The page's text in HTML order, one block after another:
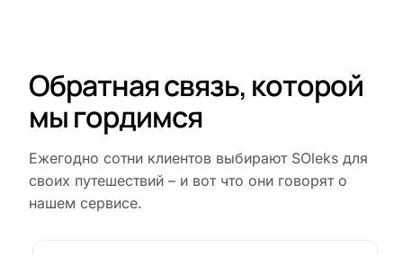
Обратная связь, которой
мы гордимся
Ежегодно сотни клиентов выбирают SOleks для
своих путешествий – и вот что они говорят о
нашем сервисе.